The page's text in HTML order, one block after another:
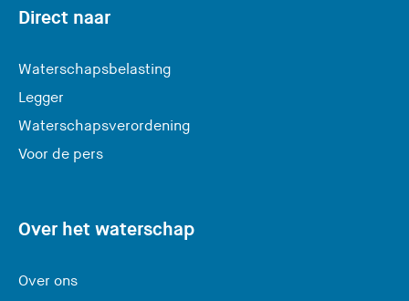
Direct naar
Waterschapsbelasting
Legger
Waterschapsverordening
Voor de pers
Over het waterschap
Over ons